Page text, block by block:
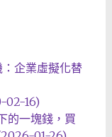
企業虛擬化替
02-16)
的一塊錢，買